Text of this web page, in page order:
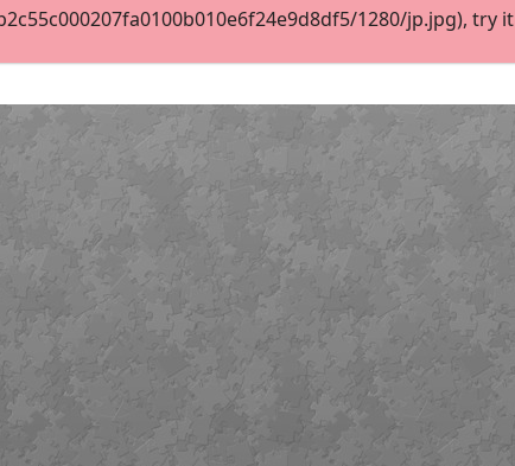
1280/jp.jpg), try it